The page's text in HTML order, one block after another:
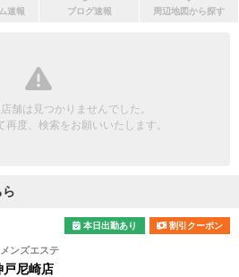
リピーター割引あり
団体様歓迎
岩盤浴あり
速報 ブログ速報 周辺地図から探す
舗は見つかりませんでした。
度、検索をお願いいたします。
本日出勤あり 割引クーポン
メンズエステ
戸尼崎店